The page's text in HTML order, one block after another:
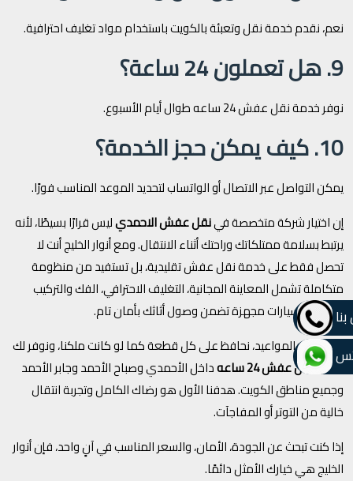
نعم، نقدم خدمة نقل وتعبئة بالكويت باستخدام مواد تغليف احترافية.
9. هل تعملون 24 ساعة؟
نوفر خدمة نقل عفش 24 ساعه طوال أيام الأسبوع.
10. كيف يمكن حجز الخدمة؟
يمكن التواصل عبر الاتصال أو الواتساب لتحديد الموعد المناسب فورًا.
إن اختيار شركة متخصصة فينقل عفش الاحمديليس قرارًا بسيطًا، لأنه
يرتبط بسلامة ممتلكاتك وراحتك أثناء الانتقال. ومع أنوار الخليج أنت لا
تحصل فقط على خدمة نقل عفش تقليدية، بل تستفيد من منظومة
متكاملة تشمل المعاينة المجانية، التغليف الاحترافي، الفك والتركيب
الدقيق، وسيارات مجهزة تضمن وصول أثاثك بأمان تام.
نحن نلتزم بالمواعيد، نحافظ على كل قطعة كما لو كانت ملكنا، ونوفر لك
خدمةنقل عفش 24 ساعه
داخل الأحمدي وصباح الأحمد وجابر الأحمد
وجميع مناطق الكويت. هدفنا الأول هو رضاك الكامل وتجربة انتقال
خالية من التوتر أو المفاجآت.
إذا كنت تبحث عن الجودة، الأمان، والسعر المناسب في آنٍ واحد، فإن أنوار
الخليج هي خيارك الأمثل دائمًا.